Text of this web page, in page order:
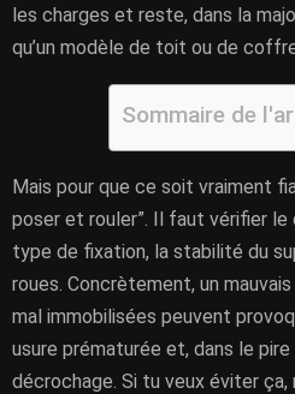
les charges et reste, dans la
qu’un modèle de toit ou de
Sommaire de
Mais pour que ce soit vraiment
poser et rouler”. Il faut vérifier le
type de fixation, la stabilité du
roues. Concrètement, un
mal immobilisées peuvent
usure prématurée et, dans le pire
décrochage. Si tu veux éviter